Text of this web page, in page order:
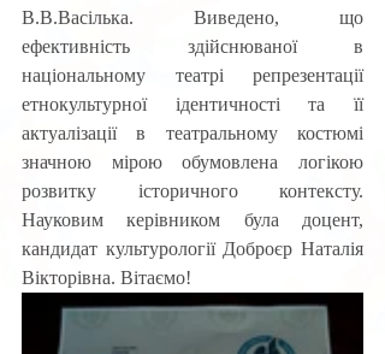
В.В.Васілька. Виведено, що
ефективність здійснюваної в
національному театрі репрезентації
етнокультурної ідентичності та її
актуалізації в театральному костюмі
значною мірою обумовлена логікою
розвитку історичного контексту.
Науковим керівником була доцент,
кандидат культурології Доброєр Наталія
Вікторівна. Вітаємо!